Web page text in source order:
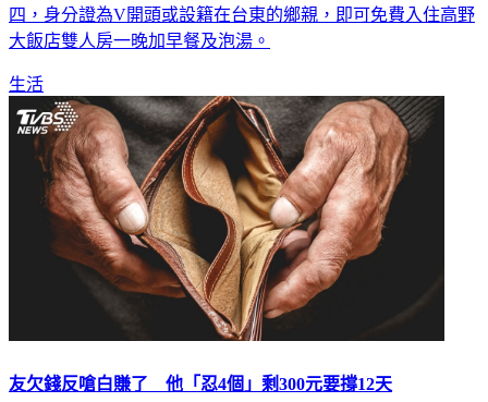
四，身分證為V開頭或設籍在台東的鄉親，即可免費入住高野
大飯店雙人房一晚加早餐及泡湯。
生活
友欠錢反嗆白賺了 他「忍4個」剩300元要撐12天